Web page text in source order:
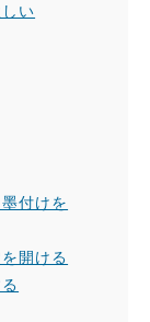
い
付けを
開ける